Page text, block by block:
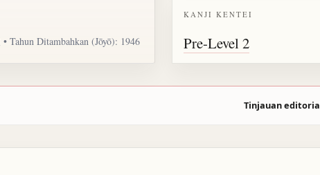
Tahun Ditambahkan (Jōyō): 1946
KANJI KENTEI
Pre-Level 2
Tinjauan